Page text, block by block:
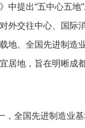
中提出“五中心五
外交往中心、国际
地、全国先进制造
居地，旨在明晰成
，全国先进制造业